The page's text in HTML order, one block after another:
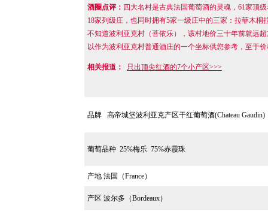
酒圈点评： 四大名村是古典法国葡萄酒的灵魂，61家顶
18家列级庄，也同时拥有5家一级庄中的三家：拉菲木
不知道波利亚克村（菩依乐），该村地价三十年前就远
以作为波利亚克村普通酒庄的一个坐标供您参考，至于
相关报道： 只出顶尖红酒的7个小产区>>>
品牌 高帝城堡波利亚克产区干红葡萄酒(Chateau Gaudin)
葡萄品种 25%梅乐 75%赤霞珠
产地 法国（France）
产区 波尔多（Bordeaux）